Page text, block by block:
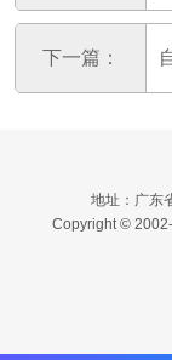
下一篇：
地址：广东
Copyright ©